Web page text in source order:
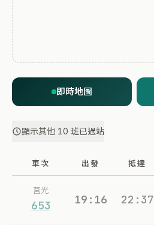
即時地圖
顯示其他 10 班已過站
車次 出發 抵達
莒光
653 19:16 22:37